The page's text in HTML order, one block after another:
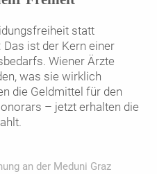
statt
ist der Kern einer
Wiener Ärzte
was sie wirklich
die Geldmittel für den
– jetzt erhalten die
an der Meduni Graz